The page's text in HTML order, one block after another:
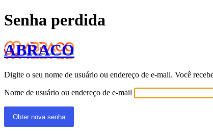
Senha perdida
ABRACO
Digite o seu nome de usuário ou endereço de e-mail. Você
Nome de usuário ou endereço de e-mail